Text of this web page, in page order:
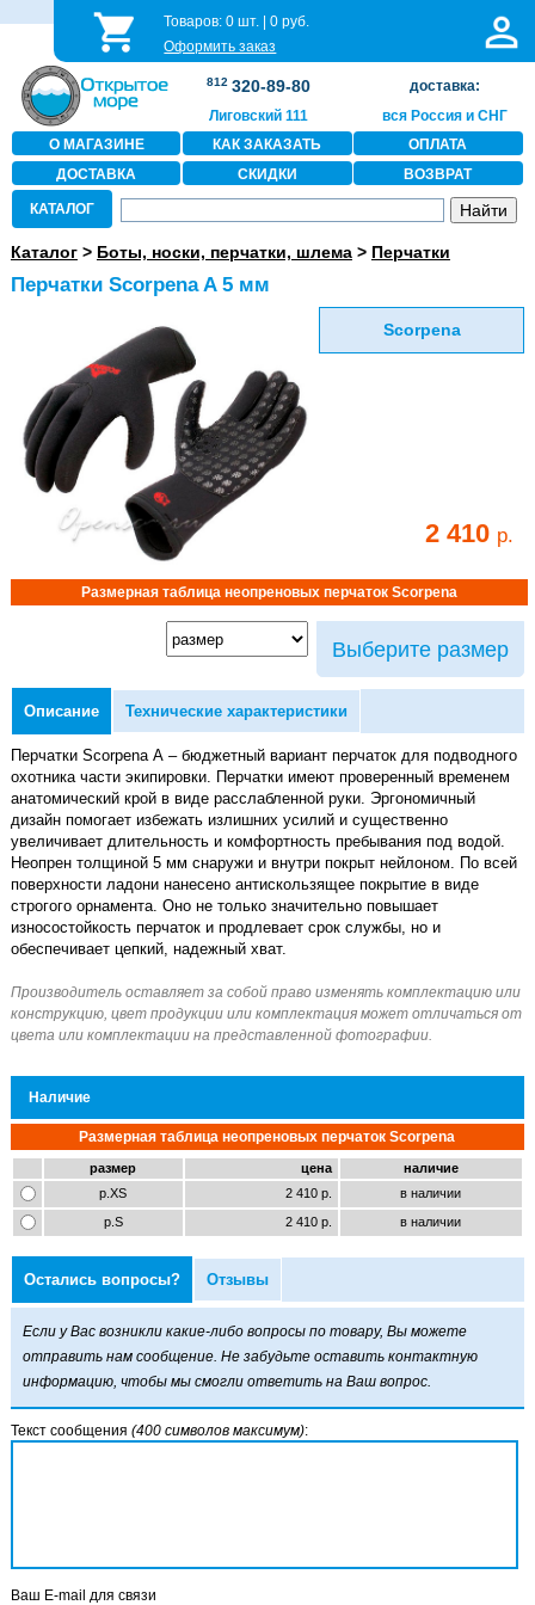
Товаров:0 шт. |0 руб.
Оформить заказ
812 320-89-80
Лиговский 111
доставка:
вся Россия и СНГ
О МАГАЗИНЕ
КАК ЗАКАЗАТЬ
ОПЛАТА
ДОСТАВКА
СКИДКИ ВОЗВРАТ
КАТАЛОГ
Каталог> Боты, носки, перчатки, шлема> Перчатки
Перчатки Scorpena A 5 мм
Scorpena
2 410 р.
Размерная таблица неопреновых перчаток Scorpena
Выберите размер
Описание Технические характеристики
Перчатки Scorpena А – бюджетный вариант перчаток для подводного
охотника части экипировки. Перчатки имеют проверенный временем
анатомический крой в виде расслабленной руки. Эргономичный
дизайн помогает избежать излишних усилий и существенно
увеличивает длительность и комфортность пребывания под водой.
Неопрен толщиной 5 мм снаружи и внутри покрыт нейлоном. По всей
поверхности ладони нанесено антискользящее покрытие в виде
строгого орнамента. Оно не только значительно повышает
износостойкость перчаток и продлевает срок службы, но и
обеспечивает цепкий, надежный хват.
Наличие
Размерная таблица неопреновых перчаток Scorpena
размер цена
наличие
р.XS
2 410 р.
в наличии
р.S
2 410 р. в наличии
Остались вопросы? Отзывы
Если у Вас возникли какие-либо вопросы по товару, Вы можете
отправить нам сообщение. Не забудьте оставить контактную
информацию, чтобы мы смогли ответить на Ваш вопрос.
Текст сообщения (400 символов максимум):
Ваш E-mail для связи